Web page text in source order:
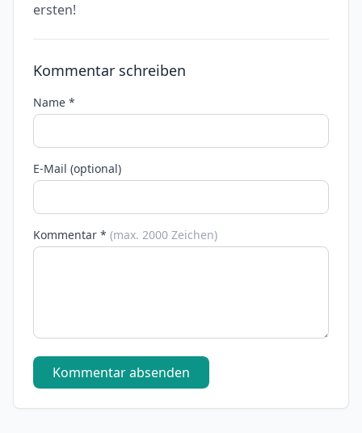
ersten!
Kommentar schreiben
Name *
E-Mail (optional)
Kommentar * (max. 2000 Zeichen)
Kommentar absenden